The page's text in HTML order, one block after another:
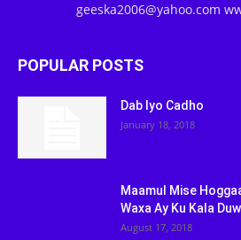
geeska2006@yahoo.com
POPULAR POSTS
Dab Iyo Cadho
January 18, 2018
Maamul Mise
Waxa Ay Ku Kala
August 17, 2018